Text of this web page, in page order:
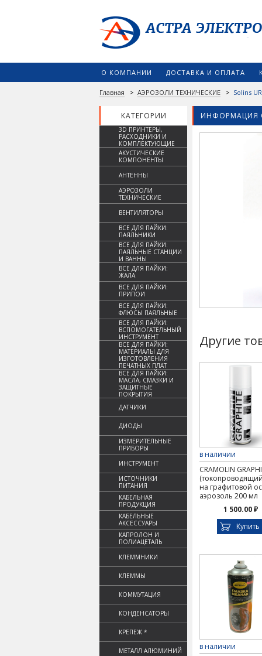
О КОМПАНИИ ДОСТАВКА И ОПЛАТА
Главная > АЭРОЗОЛИ ТЕХНИЧЕСКИЕ > Solins
КАТЕГОРИИ ИНФОРМАЦИЯ
3D ПРИНТЕРЫ,
РАСХОДНИКИ И
КОМПЛЕКТУЮЩИЕ
АКУСТИЧЕСКИЕ
КОМПОНЕНТЫ
АНТЕННЫ
АЭРОЗОЛИ
ТЕХНИЧЕСКИЕ
ВЕНТИЛЯТОРЫ
ВСЕ ДЛЯ ПАЙКИ:
ПАЯЛЬНИКИ
ВСЕ ДЛЯ ПАЙКИ:
ПАЯЛЬНЫЕ СТАНЦИИ
И ВАННЫ
ВСЕ ДЛЯ ПАЙКИ:
ЖАЛА
ВСЕ ДЛЯ ПАЙКИ:
ПРИПОИ
ВСЕ ДЛЯ ПАЙКИ:
ФЛЮСЫ ПАЯЛЬНЫЕ
ВСЕ ДЛЯ ПАЙКИ:
ВСПОМОГАТЕЛЬНЫЙ
ИНСТРУМЕНТ
ВСЕ ДЛЯ ПАЙКИ:
МАТЕРИАЛЫ ДЛЯ
ИЗГОТОВЛЕНИЯ
ПЕЧАТНЫХ ПЛАТ
ВСЕ ДЛЯ ПАЙКИ:
МАСЛА, СМАЗКИ И
ЗАЩИТНЫЕ
ПОКРЫТИЯ
ДАТЧИКИ
ДИОДЫ
ИЗМЕРИТЕЛЬНЫЕ
ПРИБОРЫ
ИНСТРУМЕНТ
ИСТОЧНИКИ
ПИТАНИЯ
КАБЕЛЬНАЯ
ПРОДУКЦИЯ
КАБЕЛЬНЫЕ
АКСЕССУАРЫ
КАПРОЛОН И
ПОЛИАЦЕТАЛЬ
КЛЕММНИКИ
КЛЕММЫ
КОММУТАЦИЯ
КОНДЕНСАТОРЫ
КРЕПЕЖ *
МЕТАЛЛ АЛЮМИНИЙ
Другие
в наличии
CRAMOLIN
на графитовой
аэрозоль 200 мл
1 500.00 ₽
Купить
в наличии